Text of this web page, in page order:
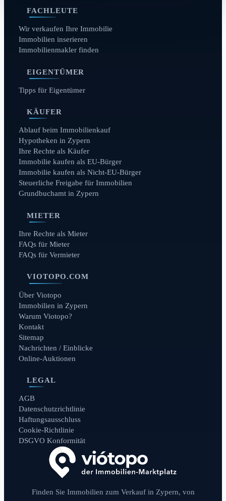
FACHLEUTE
Wir verkaufen Ihre Immobilie
Immobilien inserieren
Immobilienmakler finden
EIGENTÜMER
Tipps für Eigentümer
KÄUFER
Ablauf beim Immobilienkauf
Hypotheken in Zypern
Ihre Rechte als Käufer
Immobilie kaufen als EU-Bürger
Immobilie kaufen als Nicht-EU-Bürger
Steuerliche Freigabe für Immobilien
Grundbuchamt in Zypern
MIETER
Ihre Rechte als Mieter
FAQs für Mieter
FAQs für Vermieter
VIOTOPO.COM
Über Viotopo
Immobilien in Zypern
Warum Viotopo?
Kontakt
Sitemap
Nachrichten / Einblicke
Online-Auktionen
LEGAL
AGB
Datenschutzrichtlinie
Haftungsausschluss
Cookie-Richtlinie
DSGVO Konformität
Finden Sie Immobilien zum Verkauf in Zypern, von